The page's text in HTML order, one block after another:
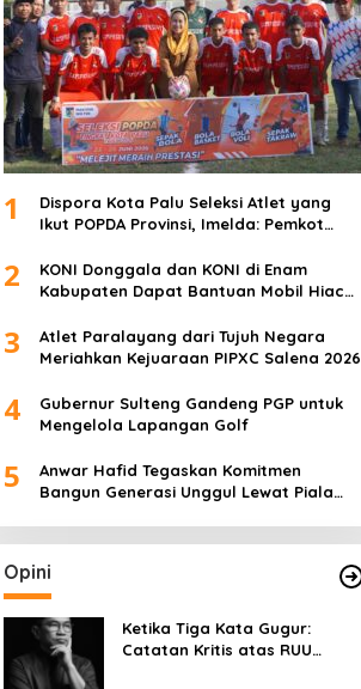
1
Dispora Kota Palu Seleksi Atlet yang
Ikut POPDA Provinsi, Imelda: Pemkot
Olahraga Pelajar
2
KONI Donggala dan KONI di Enam
Kabupaten Dapat Bantuan Mobil Hiace
3
Atlet Paralayang dari Tujuh Negara
Meriahkan Kejuaraan PIPXC Salena 2026
4
Gubernur Sulteng Gandeng PGP untuk
Mengelola Lapangan Golf
5
Anwar Hafid Tegaskan Komitmen
Bangun Generasi Unggul Lewat Piala
Opini
Ketika Tiga Kata Gugur:
Catatan Kritis atas RUU